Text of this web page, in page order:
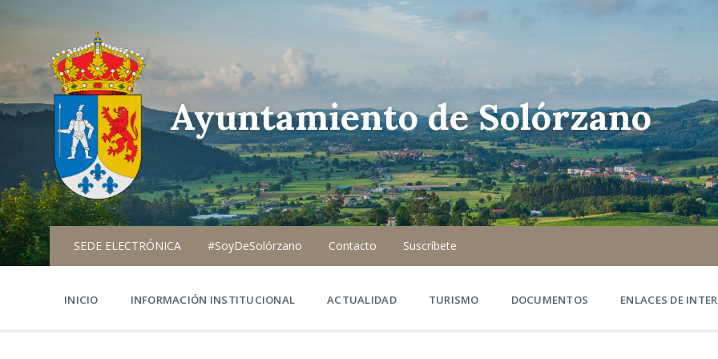
Ayuntamiento de Solórzano
SEDE ELECTRÓNICA #SoyDeSolórzano Contacto Suscríbete
INICIO INFORMACIÓN INSTITUCIONAL ACTUALIDAD TURISMO DOCUMENTOS ENLACES DE